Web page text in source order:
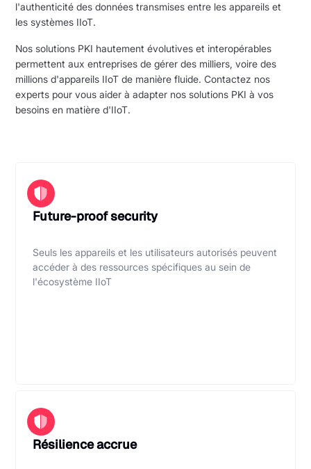
l'authenticité des données transmises entre les appareils et
les systèmes IIoT.
Nos solutions PKI hautement évolutives et interopérables
permettent aux entreprises de gérer des milliers, voire des
millions d'appareils IIoT de manière fluide. Contactez nos
experts pour vous aider à adapter nos solutions PKI à vos
besoins en matière d'IIoT.
Future-proof security
Seuls les appareils et les utilisateurs autorisés peuvent
accéder à des ressources spécifiques au sein de
l'écosystème IIoT
Résilience accrue